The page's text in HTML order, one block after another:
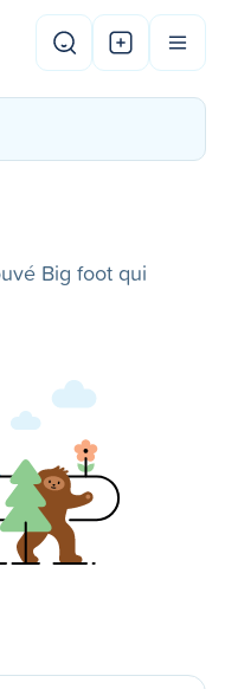
Big foot qui